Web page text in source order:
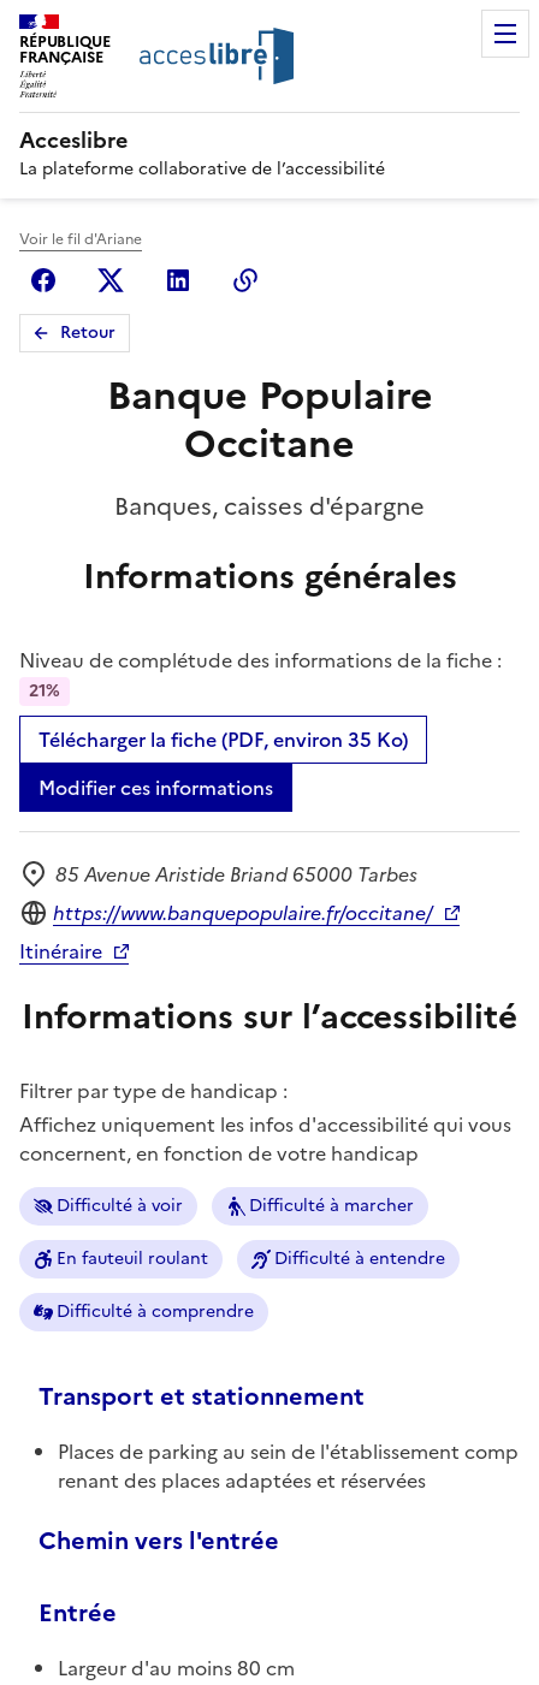
RÉPUBLIQUE
FRANÇAISE
Acceslibre
La plateforme collaborative de l’accessibilité
Voir le fil d'Ariane
FacebookX (anciennement Twitter)
Linkedin
Retour
Banque Populaire
Occitane
Banques, caisses d'épargne
Informations générales
Niveau de complétude des informations de la fiche :
21%
Télécharger la fiche (PDF, environ 35 Ko)
Modifier ces informations
Adresse
85 Avenue Aristide Briand 65000 Tarbes
Site internet
https://www.banquepopulaire.fr/occitane/
Itinéraire
Informations sur l’accessibilité
Filtrer par type de handicap :
Affichez uniquement les infos d'accessibilité qui vous
concernent, en fonction de votre handicap
Difficulté à voir Difficulté à marcher
En fauteuil roulant Difficulté à entendre
Difficulté à comprendre
Transport et stationnement
Places de parking au sein de l'établissement comp
renant des places adaptées et réservées
Chemin vers l'entrée
Entrée
Largeur d'au moins 80 cm